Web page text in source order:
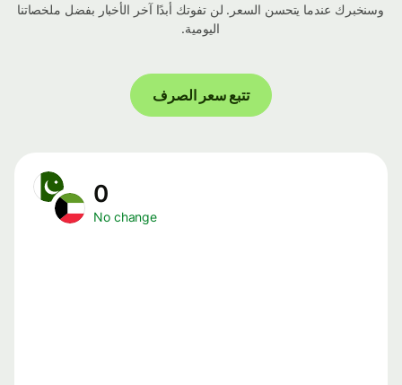
وسنخبرك عندما يتحسن السعر. لن تفوتك أبدًا آخر الأخبار بفضل ملخصاتنا
اليومية.
تتبع سعر الصرف
No change